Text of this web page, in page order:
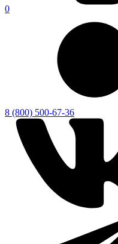
0
8 (800) 500-67-36